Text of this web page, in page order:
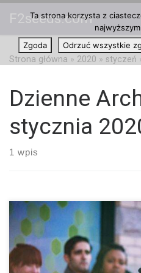
Przejdź do treści
F2seeds.com
Strona główna » 2020 » styczeń
Dzienne
stycznia
1 wpis
Przyjmowanie CBD jako
powszechnym zwyczajem, ale
najpierw powinieneś się
CBD jesteś”? Firmy cannabis
Ta strona korzysta z
Zgoda
Odrzuć wszystkie